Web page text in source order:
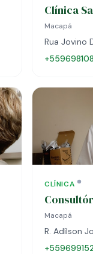
Clínica
Macapá
Rua Jovino
CLÍNICA
Macapá
R. Adílson